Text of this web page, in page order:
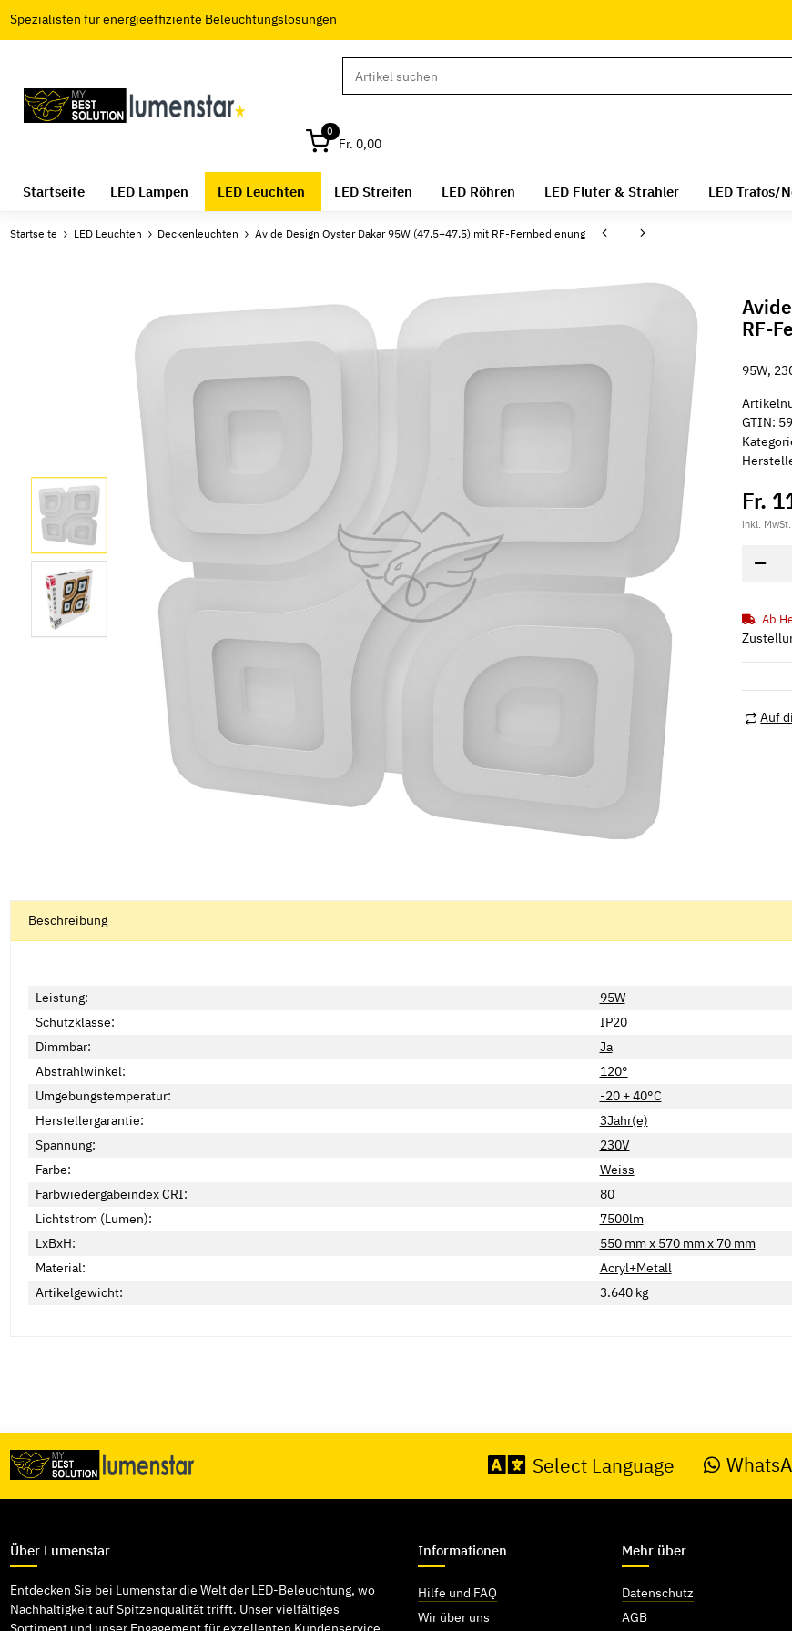
Spezialisten für energieeffiziente Beleuchtungslösungen
0
Fr. 0,00
LED Lampen LED Leuchten LED Streifen LED Röhren LED Fluter & Strahler LED Trafos/
Startseite
Startseite LED Leuchten Deckenleuchten Avide Design Oyster Dakar 95W (47,5+47,5) mit RF-Fernbedienung
RF-
95W,
GTIN:
Fr.
inkl.
Ab
Auf
Beschreibung
Leistung:
95W
Schutzklasse:
IP20
Dimmbar:
Ja
Abstrahlwinkel:
120°
Umgebungstemperatur:
-20 + 40°C
Herstellergarantie:
3Jahr(e)
Spannung:
230V
Farbe:
Weiss
Farbwiedergabeindex CRI:
80
Lichtstrom (Lumen):
7500lm
LxBxH:
550 mm x 570 mm x 70 mm
Material:
Acryl+Metall
Artikelgewicht:
3.640 kg
Select Language
Über Lumenstar
Entdecken Sie bei Lumenstar die Welt der LED-Beleuchtung, wo
Nachhaltigkeit auf Spitzenqualität trifft. Unser vielfältiges
Informationen
Hilfe und FAQ
Wir über uns
Mehr über
Datenschutz
AGB